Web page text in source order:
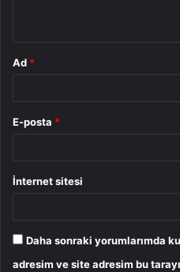
Ad *
E-posta *
İnternet sitesi
Daha sonraki yorumlarımda
adresim ve site adresim bu